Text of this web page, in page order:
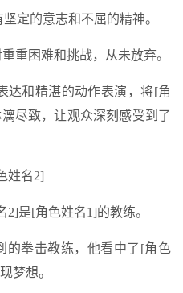
定的意志和不屈的精神。
重困难和挑战，从未放弃。
达和精湛的动作表演，将[角
尽致，让观众深刻感受到了
姓名2]
是[角色姓名1]的教练。
的拳击教练，他看中了[角色
梦想。